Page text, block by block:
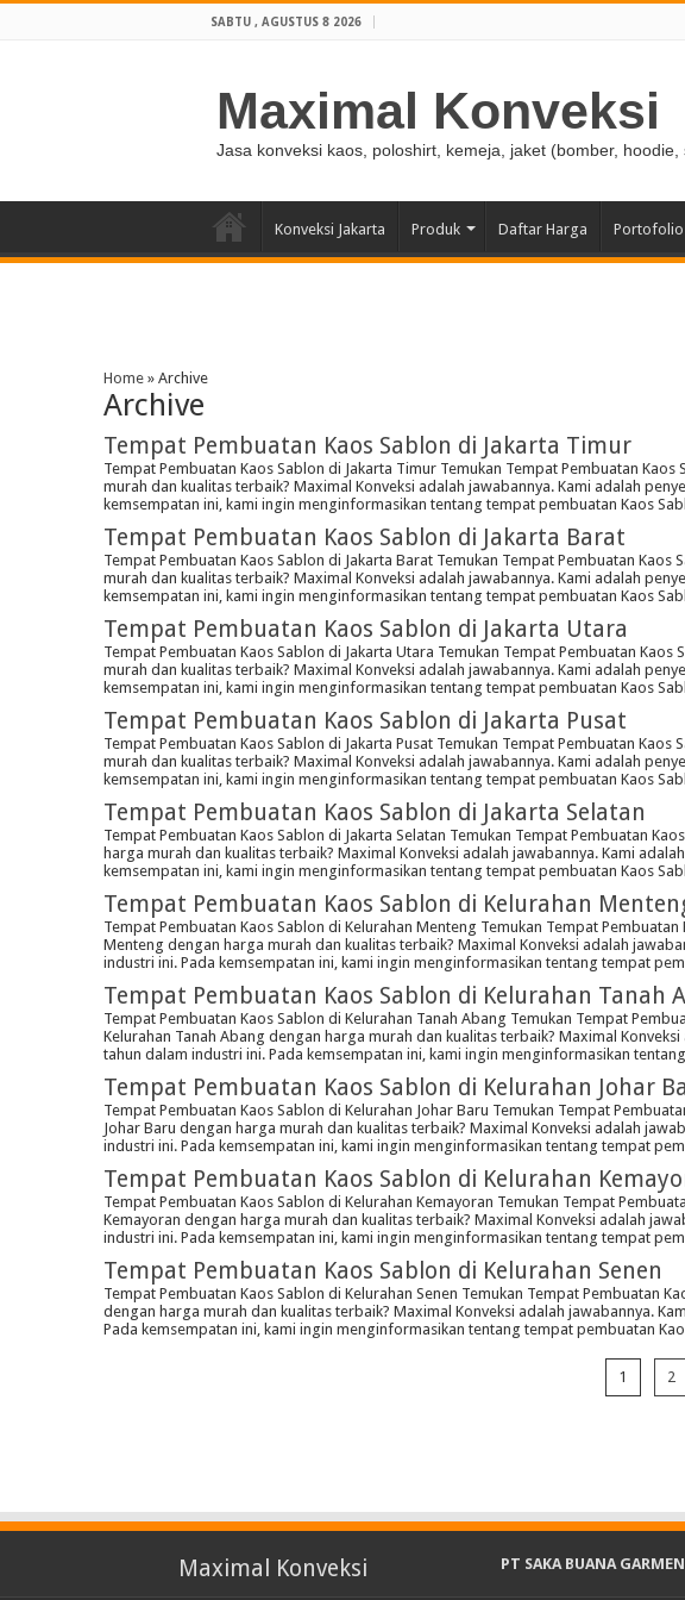
SABTU , AGUSTUS 8 2026
Maximal Konveksi
Jasa konveksi kaos, poloshirt, kemeja, jaket (bomber,
Konveksi Jakarta Produk Daftar Harga Portofolio
Home » Archive
Archive
Tempat Pembuatan Kaos Sablon di Jakarta Timur
Tempat Pembuatan Kaos Sablon di Jakarta Timur Temukan Tempat Pembuatan
murah dan kualitas terbaik? Maximal Konveksi adalah jawabannya. Kami adalah
kemsempatan ini, kami ingin menginformasikan tentang tempat pembuatan Kaos
Tempat Pembuatan Kaos Sablon di Jakarta Barat
Tempat Pembuatan Kaos Sablon di Jakarta Barat Temukan Tempat Pembuatan
murah dan kualitas terbaik? Maximal Konveksi adalah jawabannya. Kami adalah
kemsempatan ini, kami ingin menginformasikan tentang tempat pembuatan Kaos
Tempat Pembuatan Kaos Sablon di Jakarta Utara
Tempat Pembuatan Kaos Sablon di Jakarta Utara Temukan Tempat Pembuatan
murah dan kualitas terbaik? Maximal Konveksi adalah jawabannya. Kami adalah
kemsempatan ini, kami ingin menginformasikan tentang tempat pembuatan Kaos
Tempat Pembuatan Kaos Sablon di Jakarta Pusat
Tempat Pembuatan Kaos Sablon di Jakarta Pusat Temukan Tempat Pembuatan
murah dan kualitas terbaik? Maximal Konveksi adalah jawabannya. Kami adalah
kemsempatan ini, kami ingin menginformasikan tentang tempat pembuatan Kaos
Tempat Pembuatan Kaos Sablon di Jakarta Selatan
Tempat Pembuatan Kaos Sablon di Jakarta Selatan Temukan Tempat Pembuatan
harga murah dan kualitas terbaik? Maximal Konveksi adalah jawabannya. Kami
kemsempatan ini, kami ingin menginformasikan tentang tempat pembuatan Kaos
Tempat Pembuatan Kaos Sablon di Kelurahan
Tempat Pembuatan Kaos Sablon di Kelurahan Menteng Temukan Tempat
Menteng dengan harga murah dan kualitas terbaik? Maximal Konveksi adalah
industri ini. Pada kemsempatan ini, kami ingin menginformasikan tentang tempat
Tempat Pembuatan Kaos Sablon di Kelurahan Tanah
Tempat Pembuatan Kaos Sablon di Kelurahan Tanah Abang Temukan Tempat
Kelurahan Tanah Abang dengan harga murah dan kualitas terbaik? Maximal
tahun dalam industri ini. Pada kemsempatan ini, kami ingin menginformasikan
Tempat Pembuatan Kaos Sablon di Kelurahan Johar
Tempat Pembuatan Kaos Sablon di Kelurahan Johar Baru Temukan Tempat
Johar Baru dengan harga murah dan kualitas terbaik? Maximal Konveksi adalah
industri ini. Pada kemsempatan ini, kami ingin menginformasikan tentang tempat
Tempat Pembuatan Kaos Sablon di Kelurahan
Tempat Pembuatan Kaos Sablon di Kelurahan Kemayoran Temukan Tempat
Kemayoran dengan harga murah dan kualitas terbaik? Maximal Konveksi adalah
industri ini. Pada kemsempatan ini, kami ingin menginformasikan tentang tempat
Tempat Pembuatan Kaos Sablon di Kelurahan Senen
Tempat Pembuatan Kaos Sablon di Kelurahan Senen Temukan Tempat Pembuatan
dengan harga murah dan kualitas terbaik? Maximal Konveksi adalah jawabannya.
Pada kemsempatan ini, kami ingin menginformasikan tentang tempat pembuatan
1 2
Maximal Konveksi PT SAKA BUANA